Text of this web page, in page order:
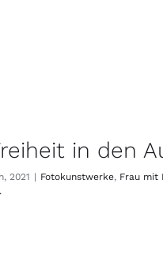
in den
2021 | Fotokunstwerke, Frau mit